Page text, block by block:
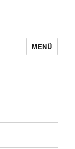
MENÜ